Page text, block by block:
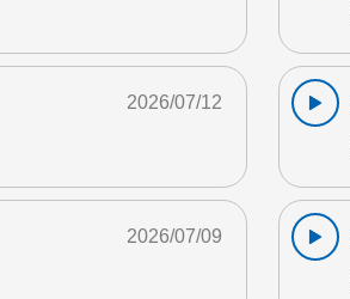
2026/07/12
2026/07/09